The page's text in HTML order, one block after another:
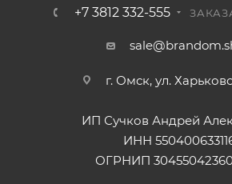
+7 3812 332-555
г. Омск, ул.
ИП Сучков Андрей
ИНН
ОГРНИП